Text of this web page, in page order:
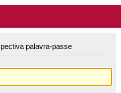
palavra-passe